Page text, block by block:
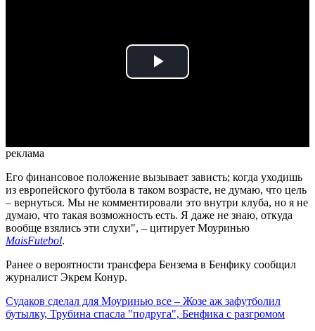
Play
реклама
Его финансовое положение вызывает зависть; когда уходишь
из европейского футбола в таком возрасте, не думаю, что цель
– вернуться. Мы не комментировали это внутри клуба, но я не
думаю, что такая возможность есть. Я даже не знаю, откуда
вообще взялись эти слухи", – цитирует Моуринью
MaisFutebol.
Ранее о вероятности трансфера Бензема в Бенфику сообщил
журналист Экрем Конур.
Судаков сделал для Моуринью все – Жозе аж зафутболил
бутылку, Трубина спасла "подруга", Бенфика с разгромом